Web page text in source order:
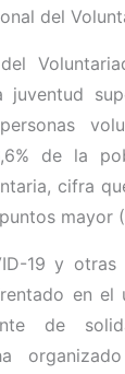
del
juventud
de la
cifra
mayor
19 y otras
en el
de